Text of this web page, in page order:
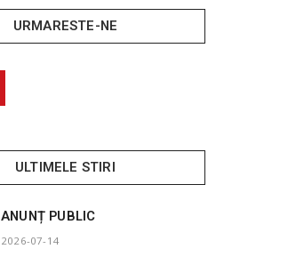
URMARESTE-NE
ULTIMELE STIRI
ANUNȚ PUBLIC
2026-07-14